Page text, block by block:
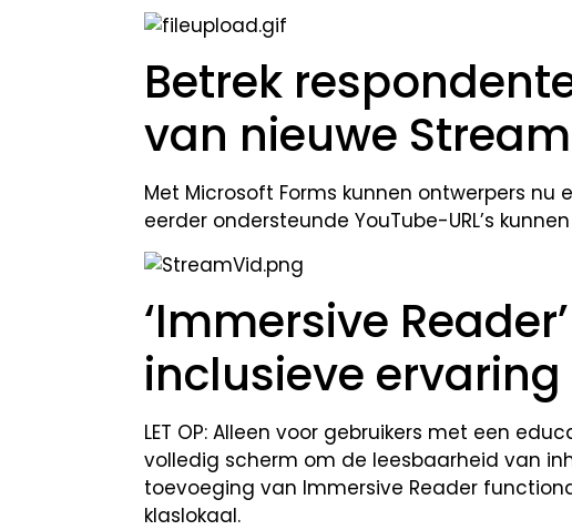
Betrek
van nieuwe
Met Microsoft Forms kunnen ontwerpers nu
eerder ondersteunde YouTube-URL’s
‘Immersive
inclusieve
LET OP: Alleen voor gebruikers met een
volledig scherm om de leesbaarheid van
toevoeging van Immersive Reader
klaslokaal.